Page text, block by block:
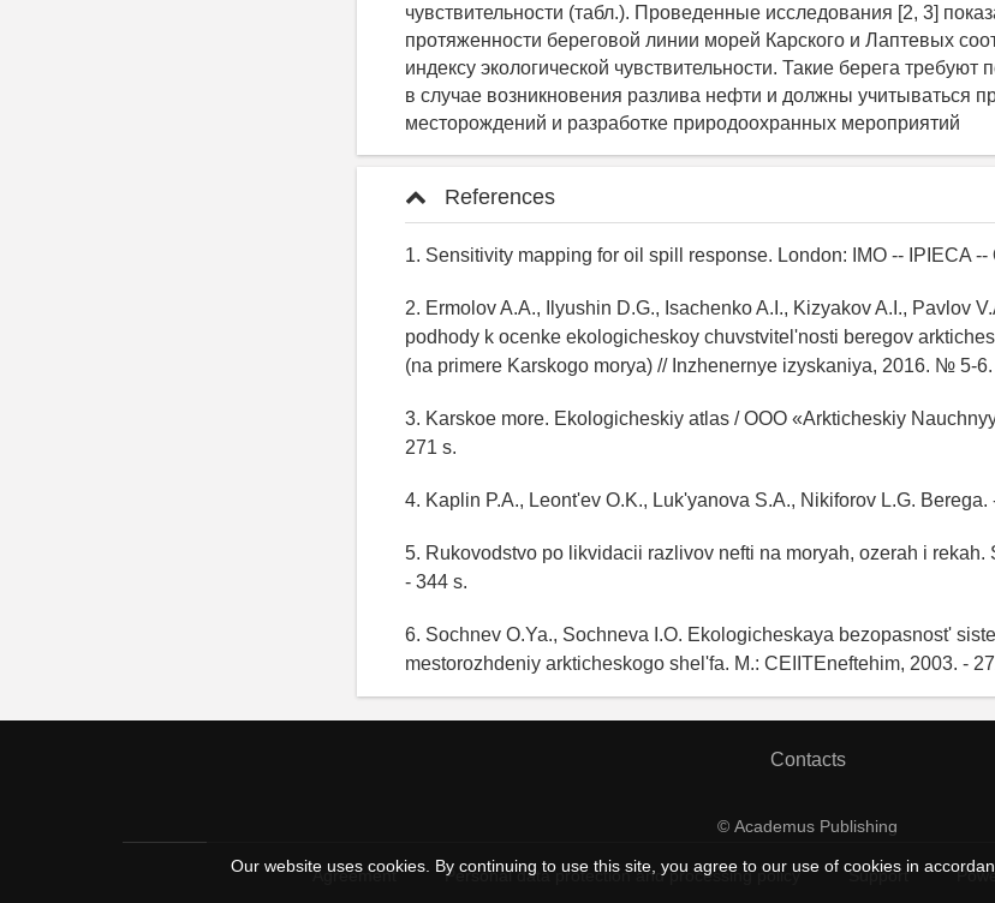
Our website uses cookies. By continuing to use this site, you agree to our use of cookies in
чувствительности (табл.). Проведенные исследования [2, 3]
протяженности береговой линии морей Карского и Лаптевых
индексу экологической чувствительности. Такие берега
в случае возникновения разлива нефти и должны учитываться
месторождений и разработке природоохранных мероприятий
References
1. Sensitivity mapping for oil spill response. London: IMO -- IPIECA --
2. Ermolov A.A., Ilyushin D.G., Isachenko A.I., Kizyakov A.I., Pavlov
podhody k ocenke ekologicheskoy chuvstvitel'nosti beregov
(na primere Karskogo morya) // Inzhenernye izyskaniya, 2016. № 5-6.
3. Karskoe more. Ekologicheskiy atlas / OOO «Arkticheskiy
271 s.
4. Kaplin P.A., Leont'ev O.K., Luk'yanova S.A., Nikiforov L.G. Berega.
5. Rukovodstvo po likvidacii razlivov nefti na moryah, ozerah i rekah.
- 344 s.
6. Sochnev O.Ya., Sochneva I.O. Ekologicheskaya bezopasnost'
mestorozhdeniy arkticheskogo shel'fa. M.: CEIITEneftehim, 2003. -
Contacts
© Academus Publishing
Agreement Personal data protection and processing policy Support